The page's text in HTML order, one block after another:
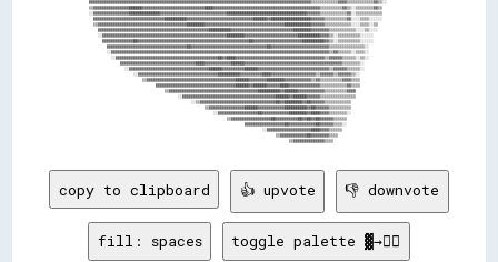
  ▓▓▓▓▓▓▓▓▓▓▓▓▓▓▓▓▓▓▓▓▓▓▓▓▓▓▓▓▓▓▓▓▓▓▓▓▓▓▓▓▓▓▓▓▓▓▓▓▓▓▓▓▓▓▓▓▓▓▓▓▓▓▓▓▓▓▓▓▓▓▓▓▓▓▓▓▓▓▓▓▓▓▓▓▓▓▓▓▓▓▓▓▓▓▓▓▓▓▓▓▒▒▒▒▒▒▒▒▒▒▒▒▓▓▓▓▒▒▒▒▒▒▒▒▒▒▒▒▓▓▒▒░░
  ▒▒▓▓▓▓▓▓▓▓▓▓▓▓▓▓▓▓██████▓▓▓▓▓▓▓▓▓▓▓▓▓▓▓▓▓▓▓▓▓▓▓▓▓▓▓▓████▓▓▓▓▓▓▓▓▓▓▓▓▓▓▓▓▓▓▓▓▓▓▓▓▓▓▓▓▓▓▓▓▓▓▓▓▓▓▓▓▓▓▓▓▓▓▓▓▒▒▒▒▒▒▒▒▒▒▓▓▒▒░░▒▒▒▒▒▒▒▒▓▓▒▒
  ░░▓▓▓▓▓▓▓▓▓▓▓▓▓▓▓▓██████████████▓▓▓▓▓▓▓▓▓▓▓▓▓▓▓▓▓▓▓▓▓▓▓▓▓▓▓▓▓▓████████████████████████████████████▓▓▓▓▓▓▒▒▒▒▒▒▒▒▒▒▒▒▓▓░░▒▒▒▒▒▒▒▒▒▒▒▒
    ▓▓▓▓▓▓▓▓▓▓▓▓▓▓▓▓▓▓▓▓▓▓▓▓▓▓▓▓▓▓▓▓██████████▓▓▓▓▓▓▓▓▓▓▓▓▓▓▓▓▓▓▓▓▓▓▓▓▓▓▓▓▓▓██████▓▓██████████████████▓▓▓▓▓▓▒▒▒▒▒▒▒▒▒▒▓▓░░░░▒▒▒▒░░░░░░
    ▒▒▓▓▓▓▓▓▓▓▓▓▓▓▓▓▓▓▓▓▓▓▓▓▓▓▓▓▓▓▓▓▓▓▓▓▓▓▓▓▓▓████████▓▓▓▓▓▓▓▓▓▓▓▓▓▓▓▓▓▓▓▓▓▓▓▓▓▓▓▓▓▓▓▓▓▓▓▓████████████▓▓▓▓▓▓▒▒▒▒▒▒▒▒▒▒▒▒░░░░▒▒▒▒░░▒▒
      ▓▓▓▓▓▓▓▓▓▓▓▓▓▓▓▓▓▓▓▓▓▓▓▓▓▓▓▓▓▓▓▓▓▓▓▓▓▓▓▓▓▓▓▓▓▓▓▓▓▓██████████▓▓▓▓▓▓▓▓▓▓▓▓▓▓▓▓▓▓▓▓▓▓▓▓▓▓▓▓████████▓▓▓▓▓▓▓▓▒▒▒▒▒▒▒▒▒▒▒▒░░░░▒▒░░░░
      ░░▓▓▓▓▓▓▓▓▓▓▓▓▓▓▓▓▓▓▓▓▓▓▓▓▓▓▓▓▓▓▓▓▓▓▓▓▓▓▓▓▓▓▓▓▓▓▓▓▓▓▓▓▓▓▓▓████████▓▓▓▓▓▓▓▓▓▓▓▓▓▓▓▓▓▓▓▓▓▓▓▓██████████▓▓▓▓▒▒░░▒▒▒▒▒▒▒▒▒▒░░░░░░
        ▓▓▓▓▓▓▓▓▓▓▓▓▓▓██▓▓▓▓▓▓▓▓▓▓▓▓▓▓▓▓▓▓▓▓▓▓▓▓▓▓▓▓▓▓▓▓▓▓▓▓▓▓▓▓▓▓▓▓▓▓▓▓▓▓██▓▓▓▓▓▓▓▓▓▓▓▓▓▓▓▓▓▓▓▓▓▓██████████▓▓▒▒░░▒▒▒▒▒▒▒▒▒▒░░░░░░
          ▓▓▓▓▓▓▓▓▓▓▓▓▓▓▓▓▓▓▓▓▓▓▓▓▓▓▓▓▓▓▓▓▓▓▓▓██▓▓▓▓▓▓▓▓▓▓▓▓▓▓▓▓▓▓▓▓▓▓▓▓▓▓▓▓▓▓▓▓▓▓██▓▓▓▓▓▓▓▓▓▓▓▓▓▓▓▓▓▓▓▓▓▓▓▓▓▓▒▒▒▒▒▒▒▒▒▒▒▒▒▒▒▒░░
          ░░▓▓▓▓▓▓▓▓▓▓▓▓▓▓▓▓▓▓▓▓▓▓▓▓▓▓▓▓▓▓▓▓▓▓▓▓▓▓▓▓▓▓▓▓▓▓▓▓▓▓▓▓▓▓▓▓▓▓▓▓▓▓▓▓▓▓▓▓▓▓▓▓▓▓▓▓▓▓▓▓▓▓▓▓▓▓▓▓▓▓▓▓▓▓▓▓▓▓▒▒▓▓▒▒▒▒▒▒░░▒▒▒▒░░
            ░░▓▓▓▓▓▓▓▓▓▓▓▓▓▓▓▓▓▓▓▓▓▓▓▓▓▓▓▓▓▓▓▓▓▓▓▓▓▓▓▓▓▓▓▓▓▓██▓▓████▓▓▓▓▓▓▓▓▓▓▓▓▓▓▓▓▓▓▓▓▓▓▓▓▓▓▓▓▓▓▓▓▓▓▓▓▓▓▓▓▒▒▓▓▓▓▓▓▒▒▒▒▒▒░░▒▒░░
                ▓▓▓▓▓▓▓▓▓▓▓▓▓▓▓▓▓▓▓▓▓▓▓▓▓▓▓▓▓▓▓▓▓▓████▓▓▓▓▓▓▓▓▓▓▓▓██████▓▓▓▓▓▓▓▓▓▓▓▓▓▓▓▓▓▓▓▓▓▓▓▓▓▓▓▓▓▓▓▓▓▓▓▓▓▓▓▓▓▓▓▓▒▒▒▒▒▒▒▒░░
                  ░░▓▓▓▓▓▓▓▓▓▓▓▓▓▓▓▓▓▓▓▓▓▓▓▓▓▓▓▓▓▓▓▓▓▓▓▓██████▓▓▓▓▓▓▓▓▓▓██████▓▓▓▓▓▓▓▓▓▓▓▓▓▓▓▓▓▓▓▓▓▓▓▓▓▓▓▓▓▓▓▓▒▒▓▓▓▓▓▓▒▒▒▒▒▒░░
                      ░░▓▓▓▓▓▓▓▓▓▓▓▓▓▓▓▓▓▓▓▓▓▓▓▓▓▓▓▓▓▓▓▓▓▓▓▓██████████▓▓▓▓▓▓▓▓▓▓████▓▓▓▓▓▓▓▓▓▓▓▓▓▓▓▓▓▓▓▓▒▒▓▓▓▓▓▓▒▒▓▓▓▓▓▓▒▒░░
                          ▒▒▓▓▓▓▓▓▓▓▓▓▓▓▓▓▓▓▓▓▓▓▓▓▓▓▓▓▓▓▓▓▓▓▓▓▓▓▓▓▓▓██████▓▓▓▓▓▓▓▓████████▓▓▓▓▓▓▓▓▓▓▓▓▒▒▓▓▒▒▒▒▒▒▒▒▒▒▓▓▓▓▒▒▒▒
                                ▓▓▓▓▓▓▓▓▓▓▓▓▓▓▓▓▓▓▓▓▓▓▓▓▓▓▓▓▓▓▓▓▓▓▓▓██████▓▓██████▓▓▓▓▓▓████▓▓▓▓▓▓▓▓▓▓▓▓▓▓▒▒▒▒▒▒▒▒▒▒▒▒▓▓▒▒▒▒
                                    ▒▒▓▓▓▓▓▓▓▓▓▓▓▓▓▓▓▓▓▓▓▓▓▓▓▓▓▓▓▓▓▓▓▓▓▓▓▓▓▓▓▓██████████▓▓██████▓▓▓▓▓▓▓▓▓▓▓▓▒▒▒▒▒▒▒▒▒▒▓▓▓▓
                                          ░░▓▓▓▓▓▓▓▓▓▓▓▓▓▓▓▓▓▓▓▓▓▓▓▓▓▓▓▓▓▓▓▓▓▓▓▓▓▓▓▓▓▓██████▓▓██████▓▓▓▓▓▓▒▒▒▒▒▒▒▒▒▒▒▒▒▒▒▒
                                                ░░▒▒▓▓▓▓▓▓▓▓▓▓▓▓▓▓▓▓▓▓▓▓▓▓▓▓▓▓▓▓▓▓▓▓▓▓██▓▓████████▓▓██▓▓▓▓▓▓▒▒▒▒▒▒▒▒▒▒▒▒
                                                      ▒▒▓▓▓▓▓▓▓▓▓▓▓▓▓▓▓▓██████▓▓▓▓▓▓▓▓▓▓▓▓██████████▓▓██▓▓▓▓▓▓▒▒▒▒▒▒▒▒▒▒
                                                          ░░▓▓▓▓▓▓▓▓▓▓▓▓▓▓▓▓▓▓██▓▓▓▓▓▓▓▓▓▓▓▓████████▓▓████▓▓▓▓▒▒▒▒▒▒▒▒░░
                                                                ▒▒▓▓▓▓▓▓▓▓▓▓▓▓▓▓▓▓▓▓██▓▓▓▓▓▓▓▓▓▓██▓▓██▓▓██▓▓▓▓▓▓▒▒▒▒▒▒
                                                                        ▓▓▓▓▓▓▓▓▓▓▓▓▓▓▓▓▓▓██▓▓▓▓▓▓▓▓▓▓▓▓██▓▓▓▓▓▓▒▒▒▒░░
                                                                                ░░▓▓▓▓▓▓▓▓▓▓▓▓▓▓▓▓▓▓▓▓████▓▓▓▓▒▒▒▒▒▒
                                                                                      ▒▒▓▓▓▓▓▓▓▓▓▓▓▓██▓▓▓▓▓▓▓▓▒▒▒▒
copy to clipboard 👍 upvote 👎 downvote
fill: spaces toggle palette ▓→✊🏽